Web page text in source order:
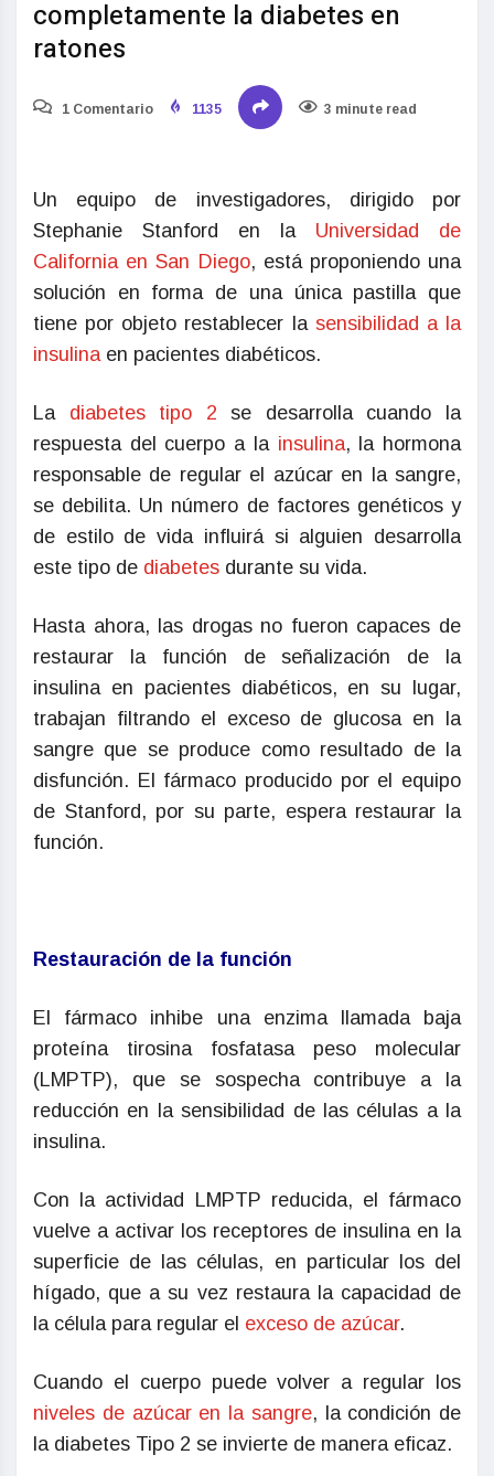
completamente la diabetes en
ratones
1 Comentario 1135 3 minute read
Un equipo de investigadores, dirigido por
Stephanie Stanford en la Universidad de
California en San Diego, está proponiendo una
solución en forma de una única pastilla que
tiene por objeto restablecer lasensibilidad a la
insulinaen pacientes diabéticos.
La diabetes tipo 2 se desarrolla cuando la
respuesta del cuerpo a la insulina, la hormona
responsable de regular el azúcar en la sangre,
se debilita. Un número de factores genéticos y
de estilo de vida influirá si alguien desarrolla
este tipo de diabetes durante su vida.
Hasta ahora, las drogas no fueron capaces de
restaurar la función de señalización de la
insulina en pacientes diabéticos, en su lugar,
trabajan filtrando el exceso de glucosa en la
sangre que se produce como resultado de la
disfunción. El fármaco producido por el equipo
de Stanford, por su parte, espera restaurar la
función.
Restauración de la función
El fármaco inhibe una enzima llamada baja
proteína tirosina fosfatasa peso molecular
(LMPTP), que se sospecha contribuye a la
reducción en la sensibilidad de las células a la
insulina.
Con la actividad LMPTP reducida, el fármaco
vuelve a activar los receptores de insulina en la
superficie de las células, en particular los del
hígado, que a su vez restaura la capacidad de
la célula para regular el exceso de azúcar.
Cuando el cuerpo puede volver a regular los
niveles de azúcar en la sangre, la condición de
la diabetes Tipo 2 se invierte de manera eficaz.